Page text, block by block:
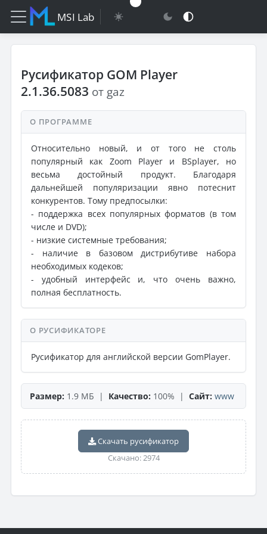
MSI Lab
Русификатор GOM Player
2.1.36.5083 от gaz
О ПРОГРАММЕ
Относительно новый, и от того не столь
популярный как Zoom Player и BSplayer, но
весьма достойный продукт. Благодаря
дальнейшей популяризации явно потеснит
конкурентов. Тому предпосылки:
- поддержка всех популярных форматов (в том
числе и DVD);
- низкие системные требования;
- наличие в базовом дистрибутиве набора
необходимых кодеков;
- удобный интерфейс и, что очень важно,
полная бесплатность.
О РУСИФИКАТОРЕ
Русификатор для английской версии GomPlayer.
Размер: 1.9 МБ | Качество: 100% | Сайт: www
Скачать русификатор
Скачано: 2974